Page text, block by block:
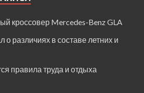
кроссовер Mercedes-Benz GLA
о различиях в составе летних и
правила труда и отдыха